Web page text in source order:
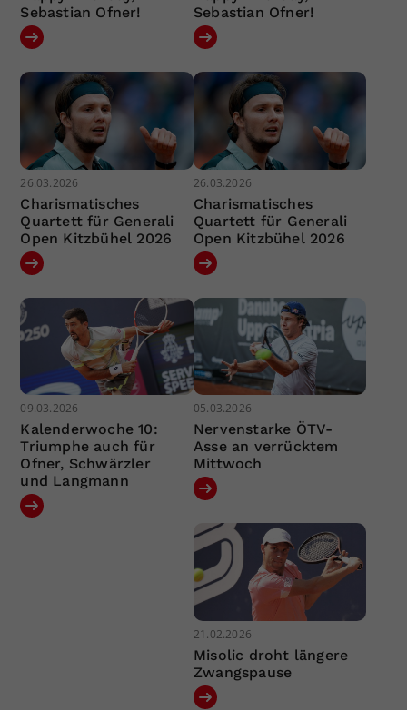
Sebastian Ofner!
Sebastian Ofner!
26.03.2026
Charismatisches
Quartett für Generali
Open Kitzbühel 2026
26.03.2026
Charismatisches
Quartett für Generali
Open Kitzbühel 2026
09.03.2026
Kalenderwoche 10:
Triumphe auch für
Ofner, Schwärzler
und Langmann
05.03.2026
Nervenstarke ÖTV-
Asse an verrücktem
Mittwoch
21.02.2026
Misolic droht längere
Zwangspause